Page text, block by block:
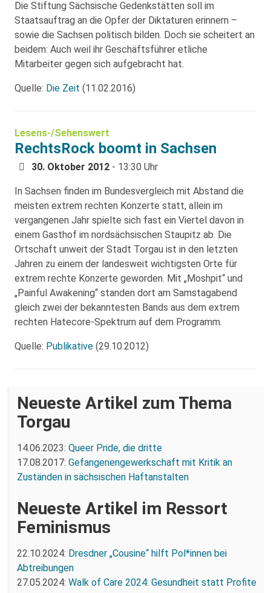
Die Stiftung Sächsische Gedenkstätten soll im
Staatsauftrag an die Opfer der Diktaturen erinnern –
sowie die Sachsen politisch bilden. Doch sie scheitert an
beidem: Auch weil ihr Geschäftsführer etliche
Mitarbeiter gegen sich aufgebracht hat.
Quelle: Die Zeit (11.02.2016)
Lesens-/Sehenswert
RechtsRock boomt in Sachsen
30. Oktober 2012 - 13:30 Uhr
In Sachsen finden im Bundesvergleich mit Abstand die
meisten extrem rechten Konzerte statt, allein im
vergangenen Jahr spielte sich fast ein Viertel davon in
einem Gasthof im nordsächsischen Staupitz ab. Die
Ortschaft unweit der Stadt Torgau ist in den letzten
Jahren zu einem der landesweit wichtigsten Orte für
extrem rechte Konzerte geworden. Mit „Moshpit“ und
„Painful Awakening“ standen dort am Samstagabend
gleich zwei der bekanntesten Bands aus dem extrem
rechten Hatecore-Spektrum auf dem Programm.
Quelle: Publikative (29.10.2012)
Neueste Artikel zum Thema
Torgau
14.06.2023: Queer Pride, die dritte
17.08.2017: Gefangenengewerkschaft mit Kritik an
Zuständen in sächsischen Haftanstalten
Neueste Artikel im Ressort
Feminismus
22.10.2024: Dresdner „Cousine“ hilft Pol*innen bei
Abtreibungen
27.05.2024: Walk of Care 2024: Gesundheit statt Profite